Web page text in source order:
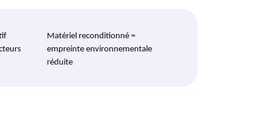
Matériel reconditionné =
empreinte environnementale
réduite